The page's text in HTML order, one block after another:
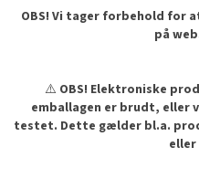
OBS! Vi tager forbehold for
på
⚠️ OBS! Elektroniske
emballagen er brudt,
testet. Dette gælder bl.a.
eller